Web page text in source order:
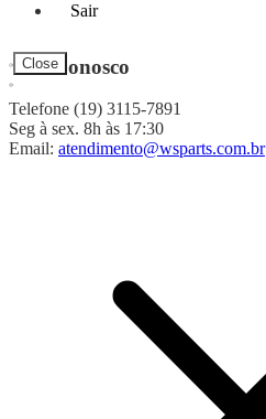
Sair
Close
Fale Conosco
Telefone (19) 3115-7891
Seg à sex. 8h às 17:30
Email: atendimento@wsparts.com.br